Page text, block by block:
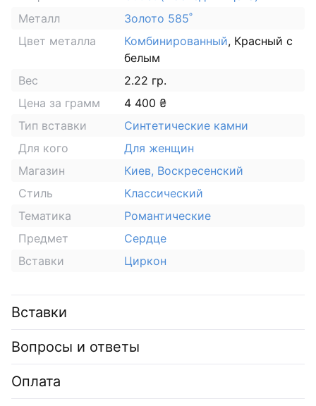
Металл
Золото 585˚
Цвет металла
Комбинированный, Красный с
белым
Вес
2.22 гр.
Цена за грамм
4 400 ₴
Тип вставки
Синтетические камни
Для кого
Для женщин
Магазин
Киев, Воскресенский
Стиль
Классический
Тематика
Романтические
Предмет
Сердце
Вставки
Циркон
Вставки
Вопросы и ответы
Оплата